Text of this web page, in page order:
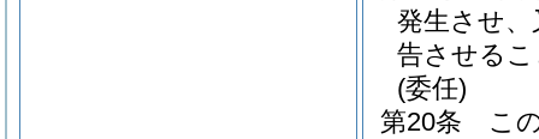
発生させ
告させる
(委任)
第20条
こ